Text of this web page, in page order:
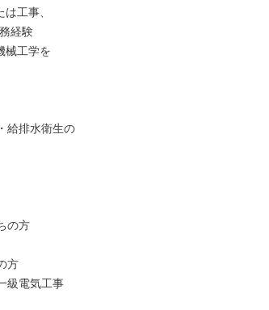
工事、
械工学を
給排水衛生の
の方
方
級電気工事